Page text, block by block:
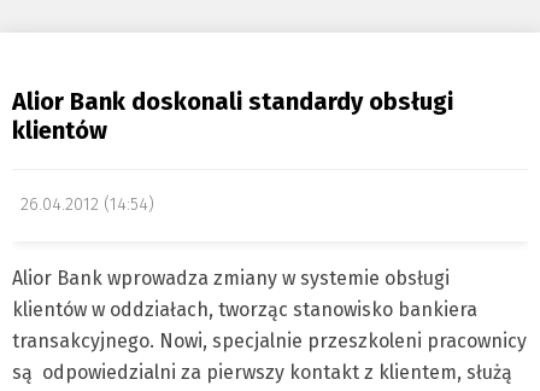
Alior Bank doskonali standardy obsługi
klientów
26.04.2012 (14:54)
Alior Bank wprowadza zmiany w systemie obsługi
klientów w oddziałach, tworząc stanowisko bankiera
transakcyjnego. Nowi, specjalnie przeszkoleni pracownicy
są odpowiedzialni za pierwszy kontakt z klientem, służą